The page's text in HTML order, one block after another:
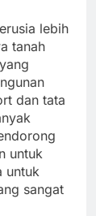
lebih
tanah
dan tata
untuk
untuk
sangat